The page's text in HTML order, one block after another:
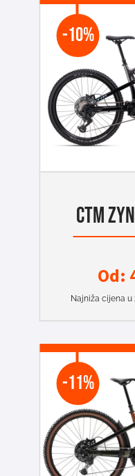
-10%
CTM
Od:
Najniža cijena u
-11%